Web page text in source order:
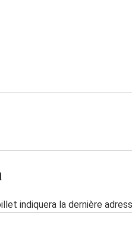
indiquera la dernière